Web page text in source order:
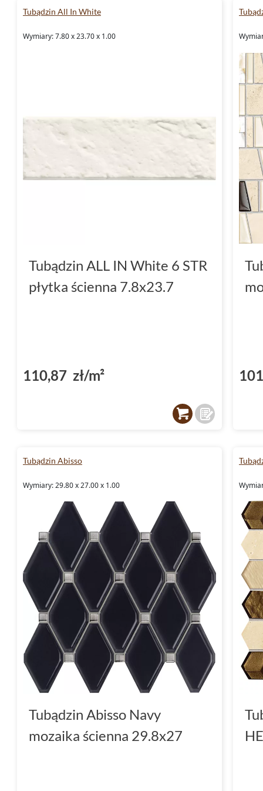
Tubądzin All In White
Wymiary: 7.80 x 23.70 x 1.00
Tubądzin ALL IN White 6 STR
płytka ścienna 7.8x23.7
110,87 zł/m²
Tubądzin Abisso
Wymiary: 29.80 x 27.00 x 1.00
Tubądzin Abisso Navy
mozaika ścienna 29.8x27